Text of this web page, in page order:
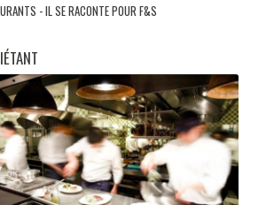
- IL SE RACONTE POUR F&S